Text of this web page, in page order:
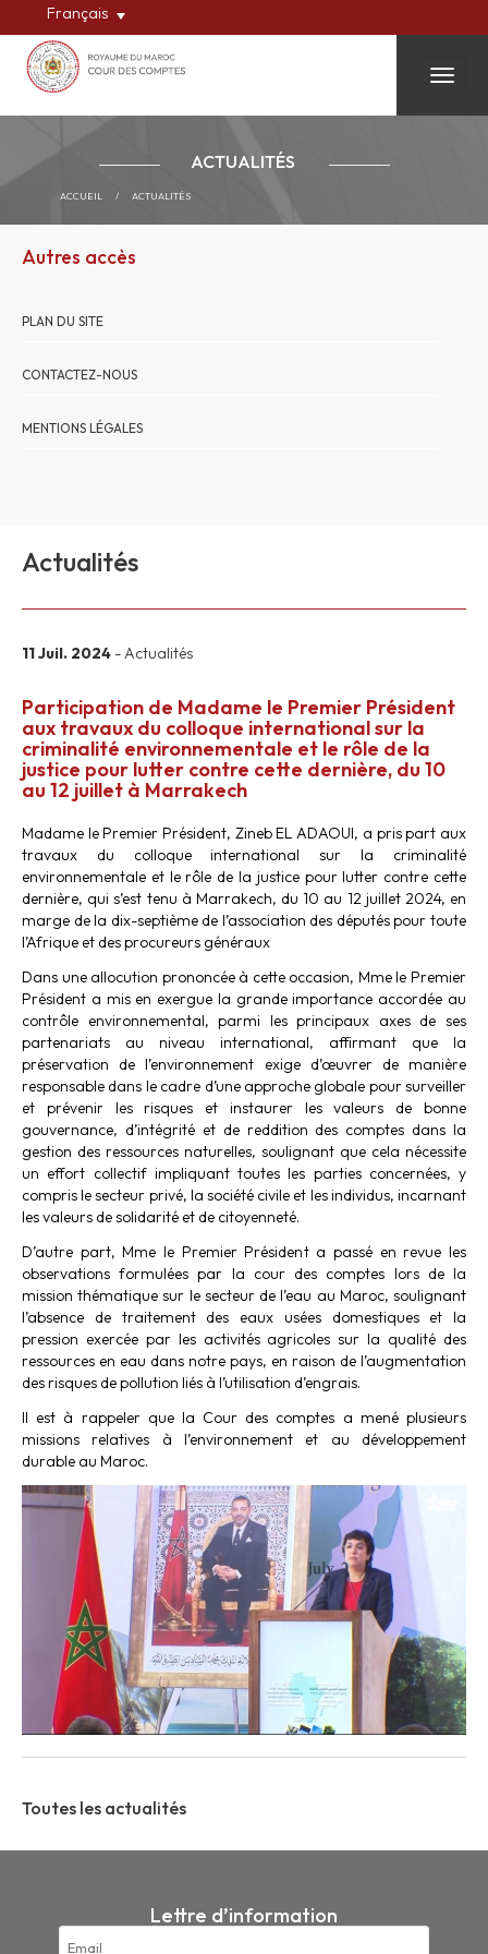
Français
ACTUALITÉS
ACCUEIL / ACTUALITÉS
Autres accès
PLAN DU SITE
CONTACTEZ-NOUS
MENTIONS LÉGALES
Actualités
11 Juil. 2024 - Actualités
Participation de Madame le Premier Président
aux travaux du colloque international sur la
criminalité environnementale et le rôle de la
justice pour lutter contre cette dernière, du 10
au 12 juillet à Marrakech
Madame le Premier Président, Zineb EL ADAOUI, a pris part aux
travaux du colloque international sur la criminalité
environnementale et le rôle de la justice pour lutter contre cette
dernière, qui s’est tenu à Marrakech, du 10 au 12 juillet 2024, en
marge de la dix-septième de l’association des députés pour toute
l’Afrique et des procureurs généraux
Dans une allocution prononcée à cette occasion, Mme le Premier
Président a mis en exergue la grande importance accordée au
contrôle environnemental, parmi les principaux axes de ses
partenariats au niveau international, affirmant que la
préservation de l’environnement exige d’œuvrer de manière
responsable dans le cadre d’une approche globale pour surveiller
et prévenir les risques et instaurer les valeurs de bonne
gouvernance, d’intégrité et de reddition des comptes dans la
gestion des ressources naturelles, soulignant que cela nécessite
un effort collectif impliquant toutes les parties concernées, y
compris le secteur privé, la société civile et les individus, incarnant
les valeurs de solidarité et de citoyenneté.
D’autre part, Mme le Premier Président a passé en revue les
observations formulées par la cour des comptes lors de la
mission thématique sur le secteur de l’eau au Maroc, soulignant
l’absence de traitement des eaux usées domestiques et la
pression exercée par les activités agricoles sur la qualité des
ressources en eau dans notre pays, en raison de l’augmentation
des risques de pollution liés à l’utilisation d’engrais.
Il est à rappeler que la Cour des comptes a mené plusieurs
missions relatives à l’environnement et au développement
durable au Maroc.
Toutes les actualités
Lettre d’information